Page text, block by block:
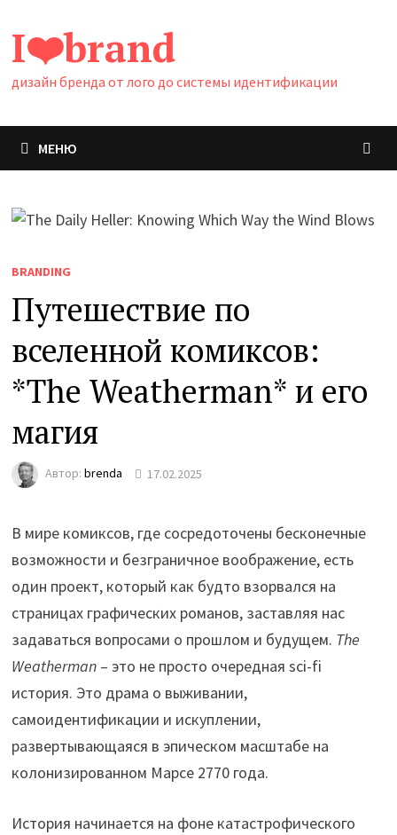
содержимому
I❤️brand
дизайн бренда от лого до системы идентификации
МЕНЮ
BRANDING
Путешествие по
вселенной комиксов:
*The Weatherman* и его
магия
Автор:brenda 17.02.2025
В мире комиксов, где сосредоточены бесконечные
возможности и безграничное воображение, есть
один проект, который как будто взорвался на
страницах графических романов, заставляя нас
задаваться вопросами о прошлом и будущем. The
Weatherman – это не просто очередная sci-fi
история. Это драма о выживании,
самоидентификации и искуплении,
развертывающаяся в эпическом масштабе на
колонизированном Марсе 2770 года.
История начинается на фоне катастрофического